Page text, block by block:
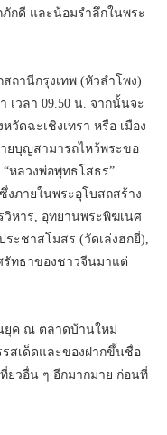
กดี และน้อมรำลึกในพระ
ถานีกรุงเทพ (หัวลำโพง)
เวลา 09.50 น. จากนั้นจะ
วัดฉะเชิงเทรา หรือ เมือง
ยบุญสามารถไหว้พระขอ
หลวงพ่อพุทธโสธร”
งภายในพระอุโบสถสร้าง
หาร, อุทยานพระพิฆเนศ
ระชาสโมสร (วัดเล่งฮกยี่),
รัทธาของชาวจีนมาแต่
ยุค ณ ตลาดบ้านใหม่
รสเด็ดและของฝากขึ้นชื่อ
ยวอื่น ๆ อีกมากมาย ก่อนที่